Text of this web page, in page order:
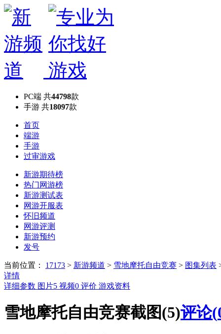
PC端 共44798款
手游 共18097款
首页
端游
手游
过审游戏
新游期待榜
热门网游榜
新游测试表
网游开服表
怀旧频道
网游评测
新游预约
发号
当前位置： 17173 > 新游频道 > 雪地摩托自由竞赛 > 图集列表
详情
详细参数 图片5 视频0 评价 游戏资料
雪地摩托自由竞赛截图(5)评论(